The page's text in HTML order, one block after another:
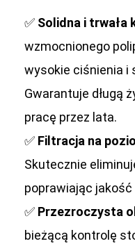
✅ Solidna i trwała
wzmocnionego
wysokie ciśnienia i
Gwarantuje długą
pracę przez lata.
✅ Filtracja na
Skutecznie
poprawiając
✅ Przezroczysta
bieżącą kontrolę